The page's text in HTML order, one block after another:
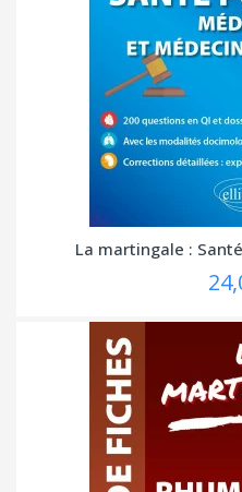
La martingale :